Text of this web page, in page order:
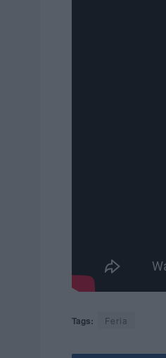
Tags: Feria